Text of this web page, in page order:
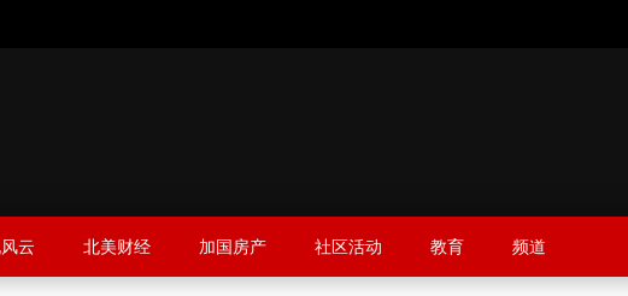
云 北美财经 加国房产 社区活动 教育 频道